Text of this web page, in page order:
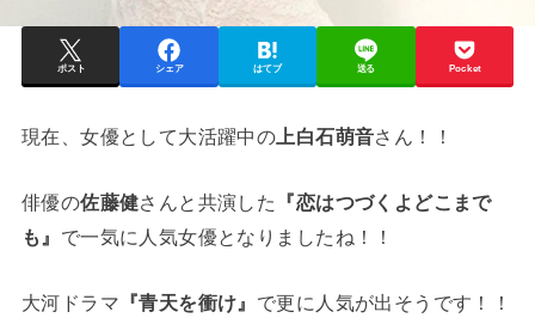
ポスト シェア はてブ 送る Pocket
現在、女優として大活躍中の 上白石萌音さん！！
俳優の佐藤健さんと共演した
『恋はつづくよどこまで
も』 で一気に人気女優となりましたね！！
大河ドラマ 『青天を衝け』 で更に人気が出そうです！！